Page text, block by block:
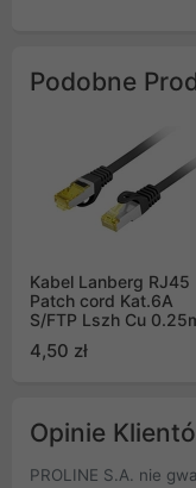
Podobne
Kabel Lanberg RJ45
Patch cord Kat.6A
S/FTP Lszh Cu
czarny Fluke Passed
4,50 zł
Opinie
PROLINE S.A. nie